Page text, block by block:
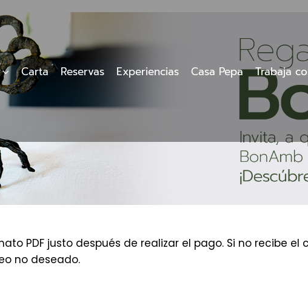
Carta Reservas Experiencias Casa Pepa Trabaja
PDF justo después de realizar el pago. Si no recibe
no deseado.